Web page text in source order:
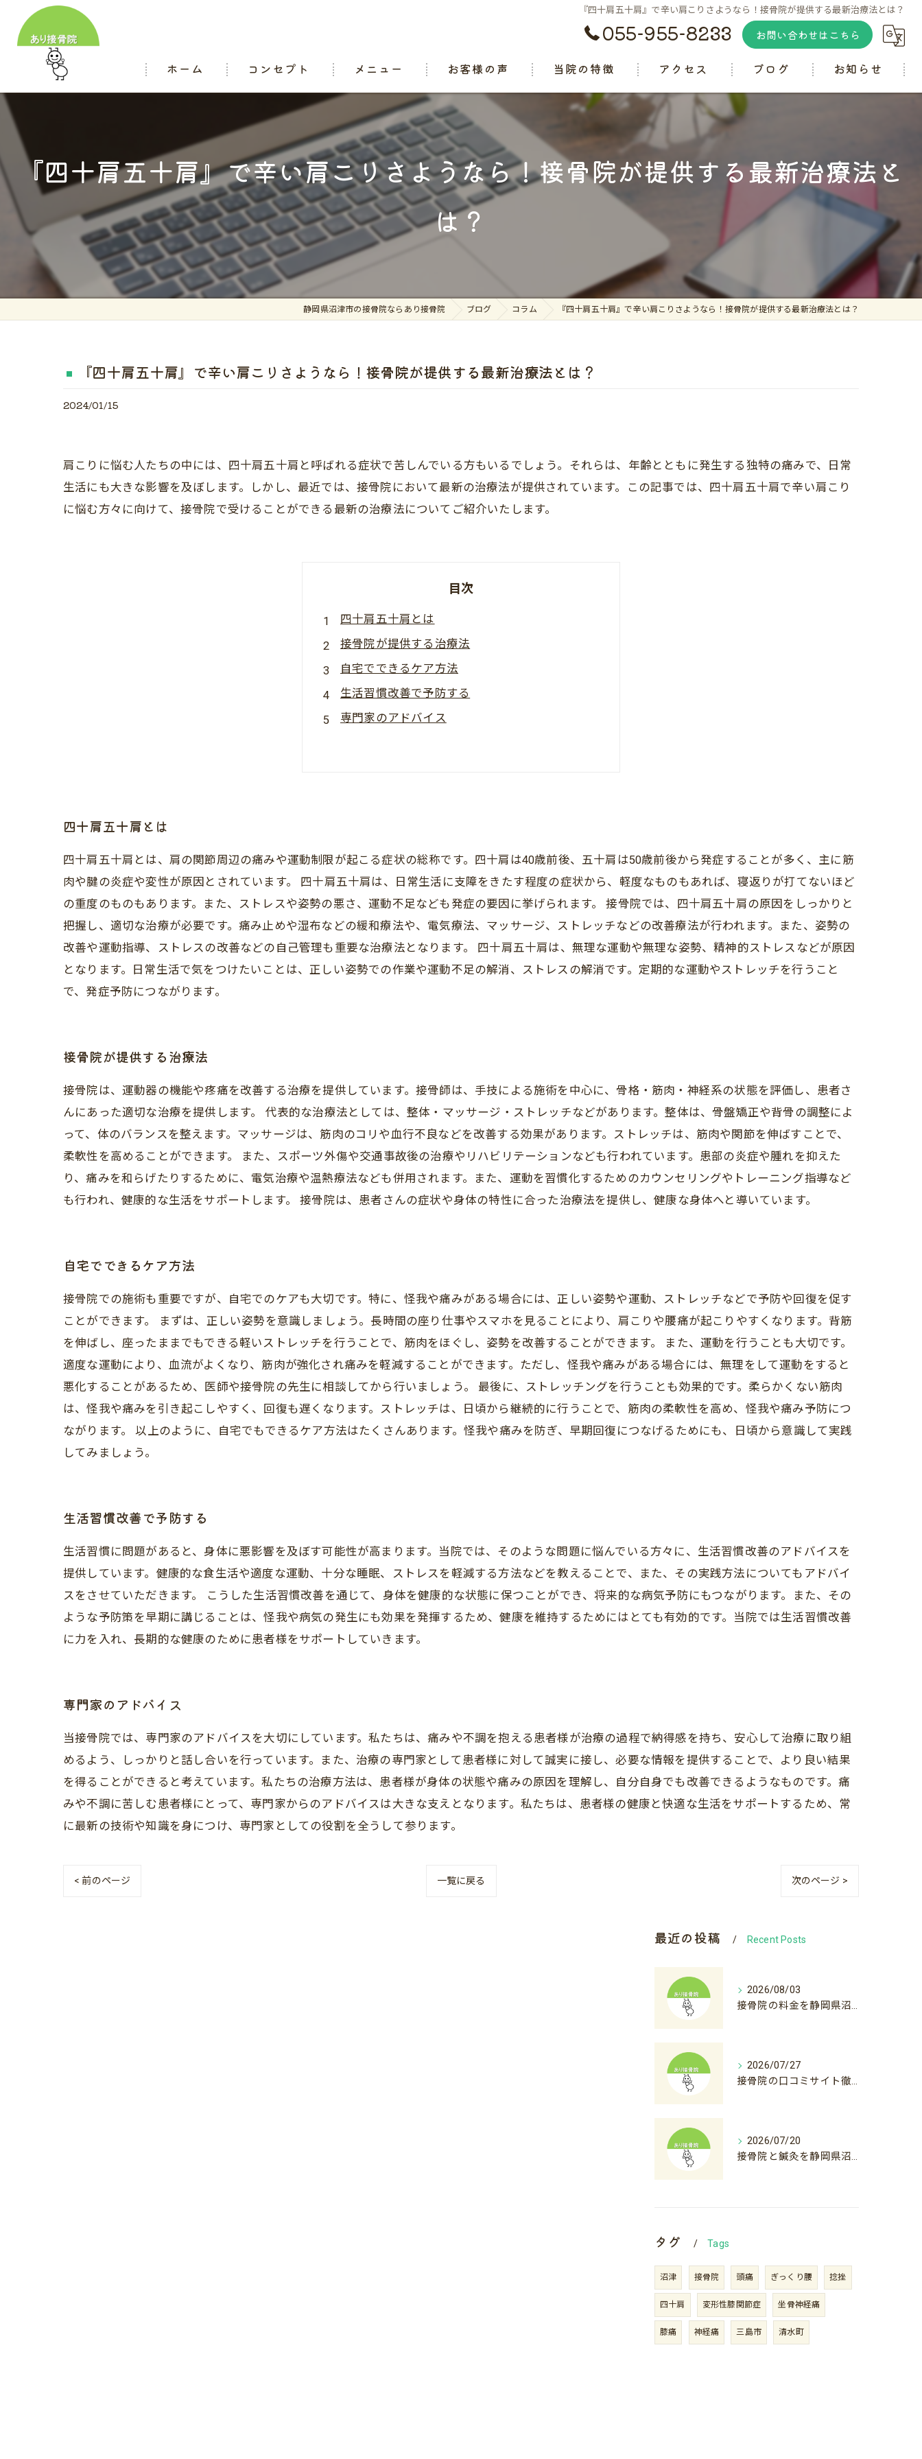
『四十肩五十肩』で辛い肩こりさようなら！接骨院が提供する最新治療法とは？
055-955-8233 お問い合わせはこちら
ホーム コンセプト
スタッフ
メニュー お客様の声 当院の特徴
肩こり
関節痛
アクセス ブログ
コラム
お知らせ
『四十肩五十肩』で辛い肩こりさようなら！接骨院が提供する最新治療法と
は？
静岡県沼津市の接骨院ならあり接骨院 ブログ コラム 『四十肩五十肩』で辛い肩こりさようなら！接骨院が提供する最新治療法とは？
『四十肩五十肩』で辛い肩こりさようなら！接骨院が提供する最新治療法とは？
2024/01/15
肩こりに悩む人たちの中には、四十肩五十肩と呼ばれる症状で苦しんでいる方もいるでしょう。それらは、年齢とともに発生する独特の痛みで、日常
生活にも大きな影響を及ぼします。しかし、最近では、接骨院において最新の治療法が提供されています。この記事では、四十肩五十肩で辛い肩こり
に悩む方々に向けて、接骨院で受けることができる最新の治療法についてご紹介いたします。
目次
四十肩五十肩とは
接骨院が提供する治療法
自宅でできるケア方法
生活習慣改善で予防する
専門家のアドバイス
四十肩五十肩とは
四十肩五十肩とは、肩の関節周辺の痛みや運動制限が起こる症状の総称です。四十肩は40歳前後、五十肩は50歳前後から発症することが多く、主に筋
肉や腱の炎症や変性が原因とされています。 四十肩五十肩は、日常生活に支障をきたす程度の症状から、軽度なものもあれば、寝返りが打てないほど
の重度のものもあります。また、ストレスや姿勢の悪さ、運動不足なども発症の要因に挙げられます。 接骨院では、四十肩五十肩の原因をしっかりと
把握し、適切な治療が必要です。痛み止めや湿布などの緩和療法や、電気療法、マッサージ、ストレッチなどの改善療法が行われます。また、姿勢の
改善や運動指導、ストレスの改善などの自己管理も重要な治療法となります。 四十肩五十肩は、無理な運動や無理な姿勢、精神的ストレスなどが原因
となります。日常生活で気をつけたいことは、正しい姿勢での作業や運動不足の解消、ストレスの解消です。定期的な運動やストレッチを行うこと
で、発症予防につながります。
接骨院が提供する治療法
接骨院は、運動器の機能や疼痛を改善する治療を提供しています。接骨師は、手技による施術を中心に、骨格・筋肉・神経系の状態を評価し、患者さ
んにあった適切な治療を提供します。 代表的な治療法としては、整体・マッサージ・ストレッチなどがあります。整体は、骨盤矯正や背骨の調整によ
って、体のバランスを整えます。マッサージは、筋肉のコリや血行不良などを改善する効果があります。ストレッチは、筋肉や関節を伸ばすことで、
柔軟性を高めることができます。 また、スポーツ外傷や交通事故後の治療やリハビリテーションなども行われています。患部の炎症や腫れを抑えた
り、痛みを和らげたりするために、電気治療や温熱療法なども併用されます。また、運動を習慣化するためのカウンセリングやトレーニング指導など
も行われ、健康的な生活をサポートします。 接骨院は、患者さんの症状や身体の特性に合った治療法を提供し、健康な身体へと導いています。
自宅でできるケア方法
接骨院での施術も重要ですが、自宅でのケアも大切です。特に、怪我や痛みがある場合には、正しい姿勢や運動、ストレッチなどで予防や回復を促す
ことができます。 まずは、正しい姿勢を意識しましょう。長時間の座り仕事やスマホを見ることにより、肩こりや腰痛が起こりやすくなります。背筋
を伸ばし、座ったままでもできる軽いストレッチを行うことで、筋肉をほぐし、姿勢を改善することができます。 また、運動を行うことも大切です。
適度な運動により、血流がよくなり、筋肉が強化され痛みを軽減することができます。ただし、怪我や痛みがある場合には、無理をして運動をすると
悪化することがあるため、医師や接骨院の先生に相談してから行いましょう。 最後に、ストレッチングを行うことも効果的です。柔らかくない筋肉
は、怪我や痛みを引き起こしやすく、回復も遅くなります。ストレッチは、日頃から継続的に行うことで、筋肉の柔軟性を高め、怪我や痛み予防につ
ながります。 以上のように、自宅でもできるケア方法はたくさんあります。怪我や痛みを防ぎ、早期回復につなげるためにも、日頃から意識して実践
してみましょう。
生活習慣改善で予防する
生活習慣に問題があると、身体に悪影響を及ぼす可能性が高まります。当院では、そのような問題に悩んでいる方々に、生活習慣改善のアドバイスを
提供しています。健康的な食生活や適度な運動、十分な睡眠、ストレスを軽減する方法などを教えることで、また、その実践方法についてもアドバイ
スをさせていただきます。 こうした生活習慣改善を通じて、身体を健康的な状態に保つことができ、将来的な病気予防にもつながります。また、その
ような予防策を早期に講じることは、怪我や病気の発生にも効果を発揮するため、健康を維持するためにはとても有効的です。当院では生活習慣改善
に力を入れ、長期的な健康のために患者様をサポートしていきます。
専門家のアドバイス
当接骨院では、専門家のアドバイスを大切にしています。私たちは、痛みや不調を抱える患者様が治療の過程で納得感を持ち、安心して治療に取り組
めるよう、しっかりと話し合いを行っています。また、治療の専門家として患者様に対して誠実に接し、必要な情報を提供することで、より良い結果
を得ることができると考えています。私たちの治療方法は、患者様が身体の状態や痛みの原因を理解し、自分自身でも改善できるようなものです。痛
みや不調に苦しむ患者様にとって、専門家からのアドバイスは大きな支えとなります。私たちは、患者様の健康と快適な生活をサポートするため、常
に最新の技術や知識を身につけ、専門家としての役割を全うして参ります。
< 前のページ 一覧に戻る 次のページ >
最近の投稿 Recent Posts
2026/08/03
接骨院の料金を静岡県沼津市裾野市で比較初診料から自費診療まで徹底解説
2026/07/27
接骨院の口コミサイト徹底活用術と後悔しない選び方ガイド
2026/07/20
接骨院と鍼灸を静岡県沼津市下田市で料金から選び方まで徹底解説
タグ Tags
沼津 接骨院 頭痛 ぎっくり腰 捻挫
四十肩 変形性膝関節症 坐骨神経痛
膝痛 神経痛 三島市 清水町